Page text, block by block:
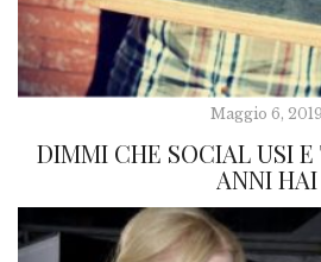
Maggio 6, 2019
DIMMI CHE SOCIAL USI
ANNI HAI